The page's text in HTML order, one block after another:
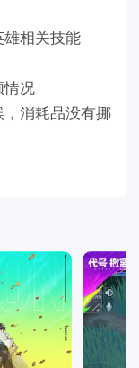
相关技能
情况
消耗品没有挪